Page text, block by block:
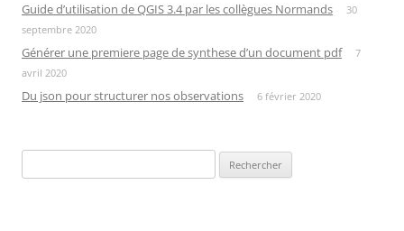
Guide d’utilisation de QGIS 3.4 par les collègues Normands 30
septembre 2020
Générer une premiere page de synthese d’un document pdf
7
avril 2020
Du json pour structurer nos observations
6 février 2020